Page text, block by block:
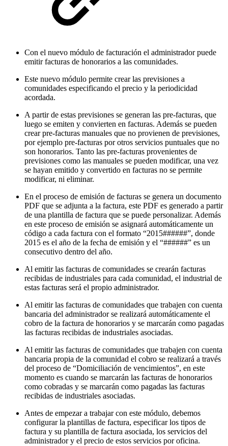
Con el nuevo módulo de facturación el administrador puede
emitir facturas de honorarios a las comunidades.
Este nuevo módulo permite crear las previsiones a
comunidades especificando el precio y la periodicidad
acordada.
A partir de estas previsiones se generan las pre-facturas, que
luego se emiten y convierten en facturas. Además se pueden
crear pre-facturas manuales que no provienen de previsiones,
por ejemplo pre-facturas por otros servicios puntuales que no
son honorarios. Tanto las pre-facturas provenientes de
previsiones como las manuales se pueden modificar, una vez
se hayan emitido y convertido en facturas no se permite
modificar, ni eliminar.
En el proceso de emisión de facturas se genera un documento
PDF que se adjunta a la factura, este PDF es generado a partir
de una plantilla de factura que se puede personalizar. Además
en este proceso de emisión se asignará automáticamente un
código a cada factura con el formato “2015######”, donde
2015 es el año de la fecha de emisión y el “######” es un
consecutivo dentro del año.
Al emitir las facturas de comunidades se crearán facturas
recibidas de industriales para cada comunidad, el industrial de
estas facturas será el propio administrador.
Al emitir las facturas de comunidades que trabajen con cuenta
bancaria del administrador se realizará automáticamente el
cobro de la factura de honorarios y se marcarán como pagadas
las facturas recibidas de industriales asociadas.
Al emitir las facturas de comunidades que trabajen con cuenta
bancaria propia de la comunidad el cobro se realizará a través
del proceso de “Domiciliación de vencimientos”, en este
momento es cuando se marcarán las facturas de honorarios
como cobradas y se marcarán como pagadas las facturas
recibidas de industriales asociadas.
Antes de empezar a trabajar con este módulo, debemos
configurar la plantillas de factura, especificar los tipos de
factura y su plantilla de factura asociada, los servicios del
administrador y el precio de estos servicios por oficina.